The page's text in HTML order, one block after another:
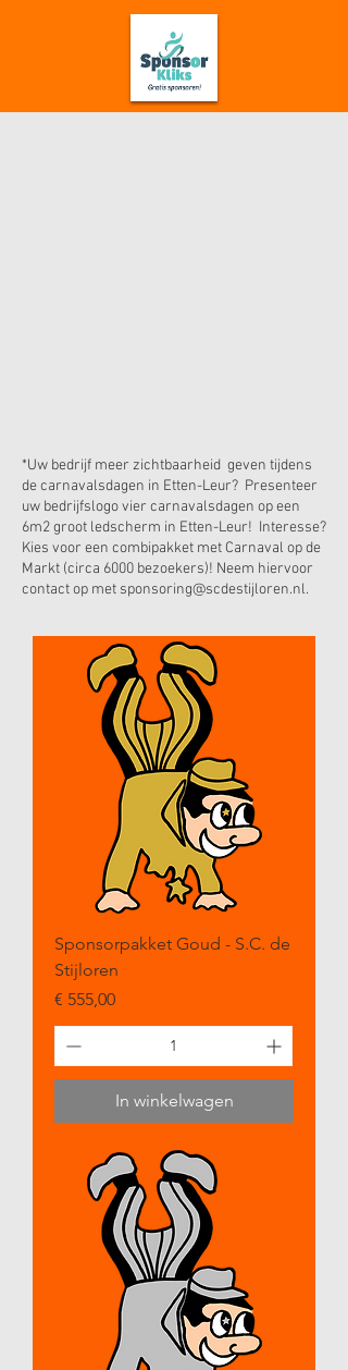
*Uw bedrijf meer zichtbaarheid geven tijdens
de carnavalsdagen in Etten-Leur? Presenteer
uw bedrijfslogo vier carnavalsdagen op een
6m2 groot ledscherm in Etten-Leur! Interesse?
Kies voor een combipakket met Carnaval op de
Markt (circa 6000 bezoekers)! Neem hiervoor
contact op met sponsoring@scdestijloren.nl.
Sponsorpakket Goud - S.C. de
Stijloren
Prijs
€ 555,00
In winkelwagen